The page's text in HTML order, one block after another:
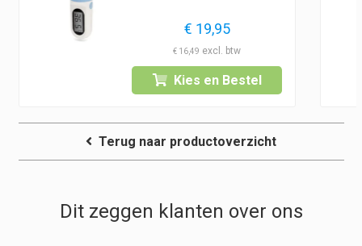
€ 19,95
€ 16,49
Kies en Bestel
Terug naar productoverzicht
Dit zeggen klanten over ons